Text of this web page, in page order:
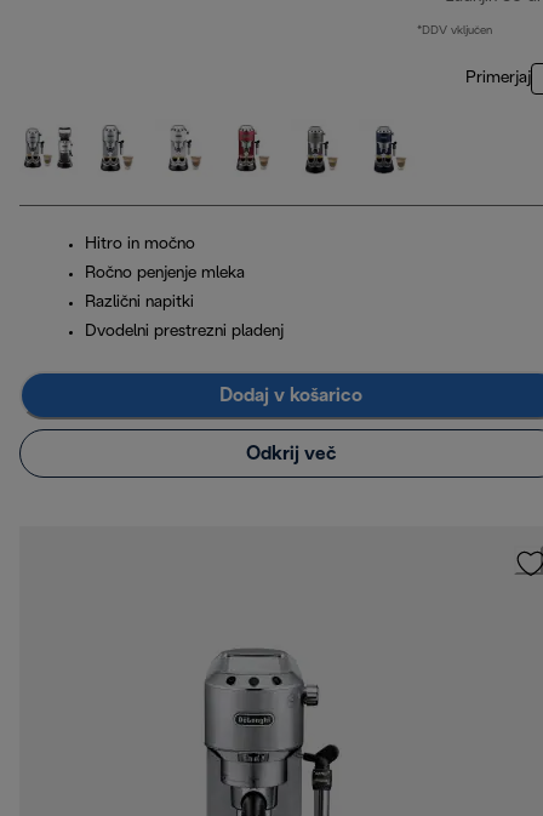
*DDV vključen
Primerjaj
Hitro in močno
Ročno penjenje mleka
Različni napitki
Dvodelni prestrezni pladenj
Dodaj v košarico
Odkrij več